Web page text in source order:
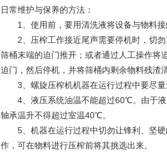
日常维护与保养的方法：
1、使用前，要用清洗液将设备与物料接
2、压榨工作接近尾声需要停机时，切勿
筛桶末端的迫门推开；或者通过人工操作将
迫门，然后停机，并将筛桶内剩余物料残渣
3、螺旋压榨机机器在运行过程中要尽量
4、液压系统油温不能超过60℃。由于液
轴承温升不得超过室温40℃。
5、机器在运行过程中切勿让锋利、坚硬
作，可在物料进行压榨前将其挑选出来。